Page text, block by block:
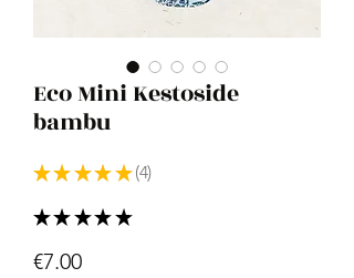
Eco Mini Kestoside
bambu
★ ★ ★ ★ ★ 4
4
★ ★ ★ ★ ★
€7.00Price